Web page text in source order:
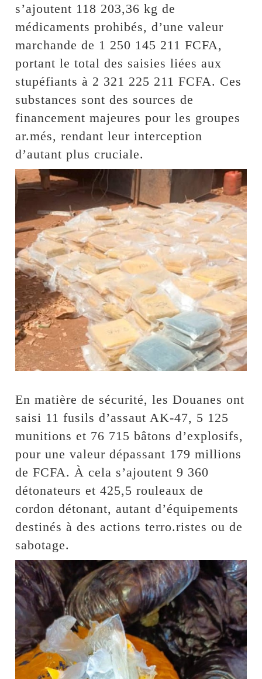
s’ajoutent 118 203,36 kg de
médicaments prohibés, d’une valeur
marchande de 1 250 145 211 FCFA,
portant le total des saisies liées aux
stupéfiants à 2 321 225 211 FCFA. Ces
substances sont des sources de
financement majeures pour les groupes
ar.més, rendant leur interception
d’autant plus cruciale.
En matière de sécurité, les Douanes ont
saisi 11 fusils d’assaut AK-47, 5 125
munitions et 76 715 bâtons d’explosifs,
pour une valeur dépassant 179 millions
de FCFA. À cela s’ajoutent 9 360
détonateurs et 425,5 rouleaux de
cordon détonant, autant d’équipements
destinés à des actions terro.ristes ou de
sabotage.